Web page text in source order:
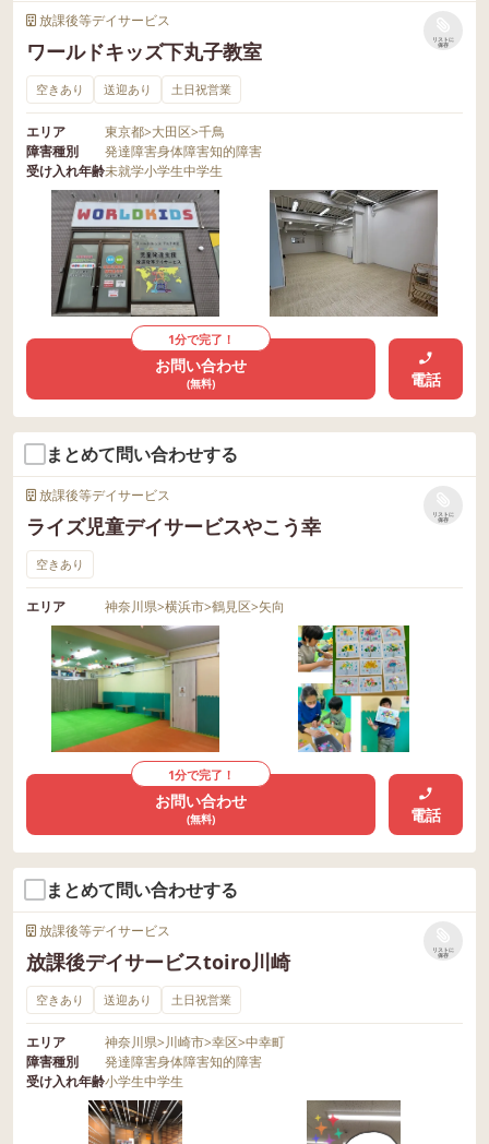
放課後等デイサービス
ワールドキッズ下丸子教室
リストに
保存
空きあり 送迎あり 土日祝営業
エリア 東京都>大田区>千鳥
障害種別
発達障害身体障害知的障害
受け入れ年齢未就学小学生中学生
1分で完了！
お問い合わせ
(無料) 電話
まとめて問い合わせする
放課後等デイサービス
ライズ児童デイサービスやこう幸
リストに
保存
空きあり
エリア 神奈川県>横浜市>鶴見区>矢向
1分で完了！
お問い合わせ
(無料) 電話
まとめて問い合わせする
放課後等デイサービス
放課後デイサービスtoiro川崎
リストに
保存
空きあり 送迎あり 土日祝営業
エリア 神奈川県>川崎市>幸区>中幸町
障害種別
発達障害身体障害知的障害
受け入れ年齢小学生中学生